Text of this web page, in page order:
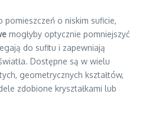
o niskim suficie,
mogłyby optycznie pomniejszyć
do sufitu i zapewniają
Dostępne są w wielu
geometrycznych kształtów,
zdobione kryształkami lub